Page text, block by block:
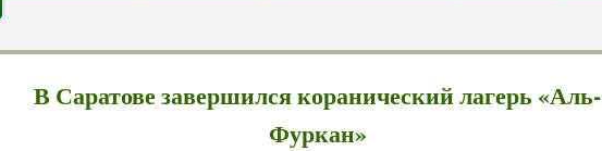
В Саратове завершился коранический лагерь «Аль-
Фуркан»